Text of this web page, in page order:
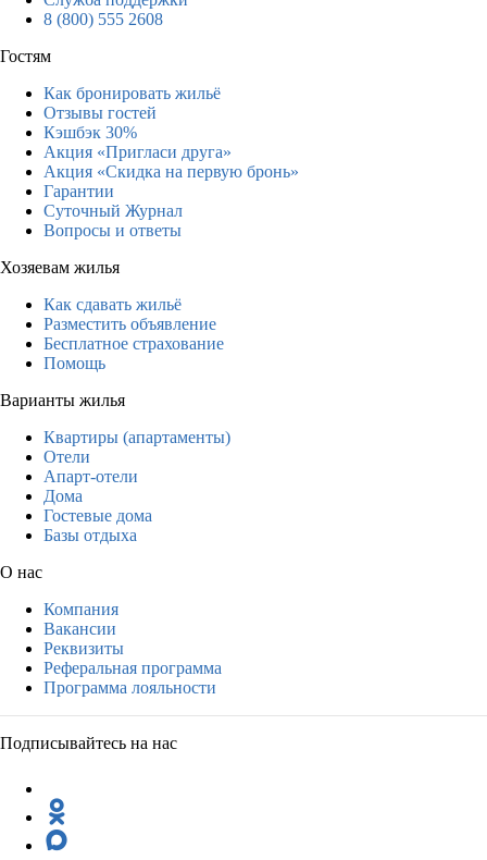
8 (800) 555 2608
Гостям
Как бронировать жильё
Отзывы гостей
Кэшбэк 30%
Акция «Пригласи друга»
Акция «Скидка на первую бронь»
Гарантии
Суточный Журнал
Вопросы и ответы
Хозяевам жилья
Как сдавать жильё
Разместить объявление
Бесплатное страхование
Помощь
Варианты жилья
Квартиры (апартаменты)
Отели
Апарт-отели
Дома
Гостевые дома
Базы отдыха
О нас
Компания
Вакансии
Реквизиты
Реферальная программа
Программа лояльности
Подписывайтесь на нас